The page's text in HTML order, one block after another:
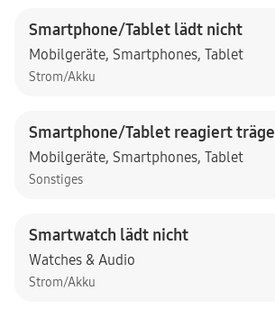
Smartphone/Tablet lädt nicht
Mobilgeräte, Smartphones, Tablet
Strom/Akku
Smartphone/Tablet reagiert träge
Mobilgeräte, Smartphones, Tablet
Sonstiges
Smartwatch lädt nicht
Watches & Audio
Strom/Akku